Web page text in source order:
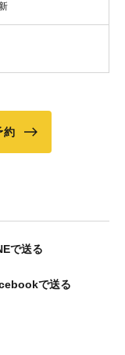
約
で送る
で送る